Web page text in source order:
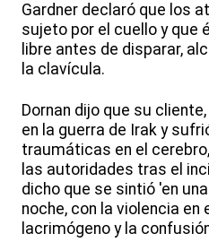
Gardner declaró que los
sujeto por el cuello y que
libre antes de disparar,
la clavícula.
Dornan dijo que su
en la guerra de Irak y
traumáticas en el
las autoridades tras el
dicho que se sintió 'en
noche, con la violencia en
lacrimógeno y la